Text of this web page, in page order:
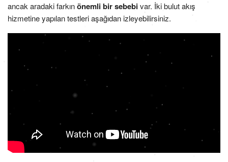
ancak aradaki farkınönemli bir sebebivar. İki bulut akış
hizmetine yapılan testleri aşağıdan izleyebilirsiniz.